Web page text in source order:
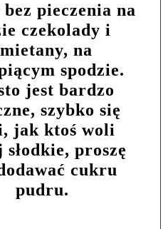
bez pieczenia na
czekolady i
na
spodzie.
jest bardzo
szybko się
jak ktoś woli
słodkie, proszę
cukru
pudru.